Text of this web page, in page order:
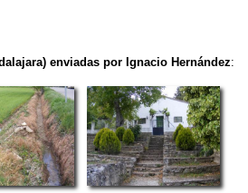
enviadas por Ignacio Hernández: